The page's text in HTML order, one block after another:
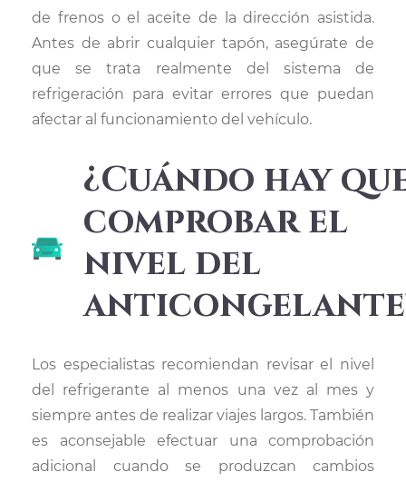
de frenos o el aceite de la dirección asistida.
Antes de abrir cualquier tapón, asegúrate de
que se trata realmente del sistema de
refrigeración para evitar errores que puedan
afectar al funcionamiento del vehículo.
¿Cuándo hay
comprobar el
nivel del
Los especialistas recomiendan revisar el nivel
del refrigerante al menos una vez al mes y
siempre antes de realizar viajes largos. También
es aconsejable efectuar una comprobación
adicional cuando se produzcan cambios